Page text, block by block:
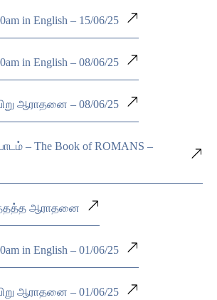
in English – 15/06/25
in English – 08/06/25
ஆராதனை – 08/06/25
– The Book of ROMANS –
ஆராதனை
in English – 01/06/25
ஆராதனை – 01/06/25